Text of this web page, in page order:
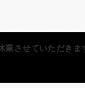
させていただきま